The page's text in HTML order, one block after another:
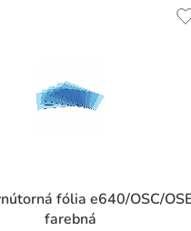
fólia e640/OSC/
farebná